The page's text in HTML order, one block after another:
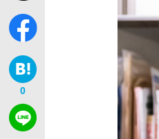
the Style
0